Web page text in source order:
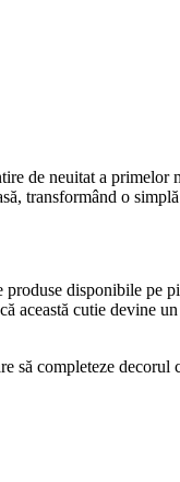
de neuitat a primelor
transformând o
disponibile pe
cutie devine
să completeze decorul